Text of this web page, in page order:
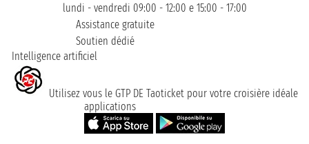
lundi - vendredi 09:00 - 12:00 e 15:00 - 17:00
Assistance gratuite
Soutien dédié
Intelligence artificiel
Utilisez vous le GTP DE Taoticket pour votre croisière idéale
applications